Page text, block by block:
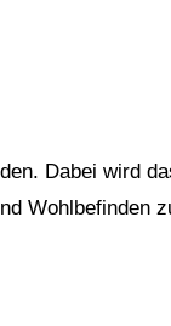
Dabei wird
Wohlbefinden